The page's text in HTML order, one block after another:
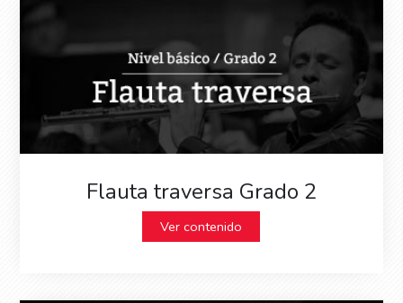
Flauta traversa Grado 2
Ver contenido